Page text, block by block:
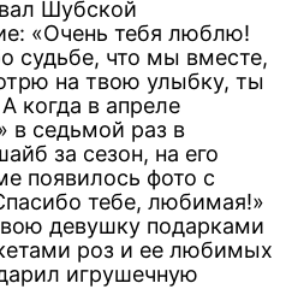
Шубской
«Очень тебя люблю!
судьбе, что мы вместе,
на твою улыбку, ты
когда в апреле
в седьмой раз в
за сезон, на его
появилось фото с
тебе, любимая!»
девушку подарками
роз и ее любимых
игрушечную